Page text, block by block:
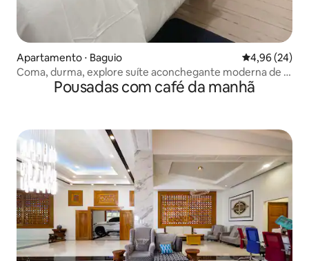
Apartamento ⋅ Baguio 4,96 de uma
4,96 (24)
Coma, durma, explore suíte aconchegante moderna de 3
Pousadas com café da manhã